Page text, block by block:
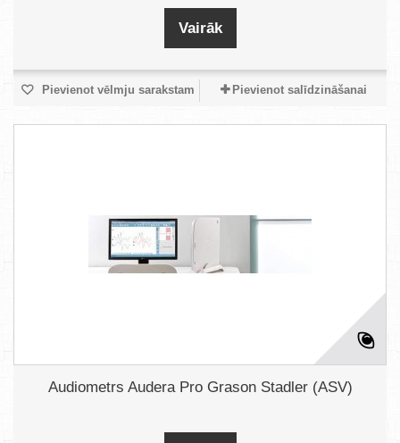
Vairāk
Pievienot vēlmju sarakstam Pievienot salīdzināšanai
Audiometrs Audera Pro Grason Stadler (ASV)